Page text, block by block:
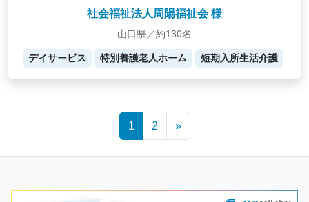
社会福祉法人周陽福祉会 様
山口県／約130名
デイサービス 特別養護老人ホーム 短期入所生活介護
1 2 »